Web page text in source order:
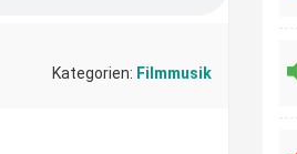
Kategorien: Filmmusik